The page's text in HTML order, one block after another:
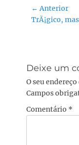
de
← Anterior
Post
TrÃ¡gico,
Deixe um
O seu
Campos
Comentário *